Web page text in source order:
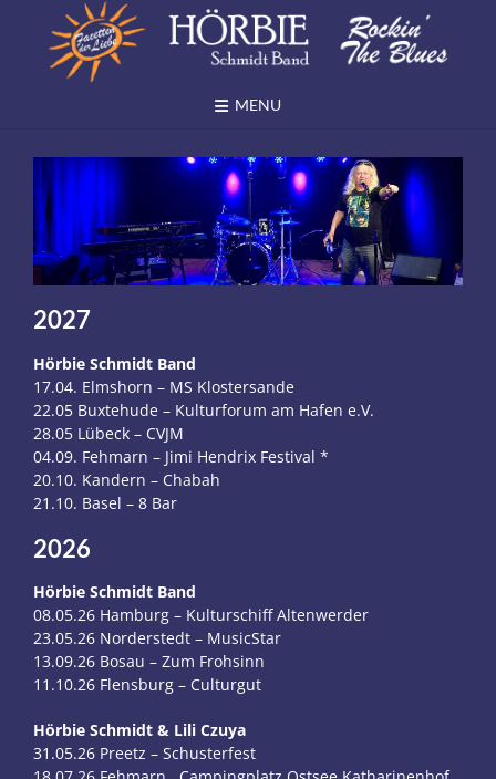
content
MENU
2027
Hörbie Schmidt Band
17.04. Elmshorn – MS Klostersande
22.05 Buxtehude – Kulturforum am Hafen e.V.
28.05 Lübeck – CVJM
04.09. Fehmarn – Jimi Hendrix Festival *
20.10. Kandern – Chabah
21.10. Basel – 8 Bar
2026
Hörbie Schmidt Band
08.05.26 Hamburg – Kulturschiff Altenwerder
23.05.26 Norderstedt – MusicStar
13.09.26 Bosau – Zum Frohsinn
11.10.26 Flensburg – Culturgut
Hörbie Schmidt & Lili Czuya
31.05.26 Preetz – Schusterfest